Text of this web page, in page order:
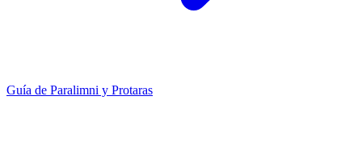
Guía de Paralimni y Protaras